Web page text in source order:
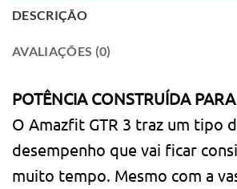
DESCRIÇÃO
AVALIAÇÕES (0)
POTÊNCIA CONSTRUÍDA
O Amazfit GTR 3 traz um tipo
desempenho que vai ficar
muito tempo. Mesmo com a